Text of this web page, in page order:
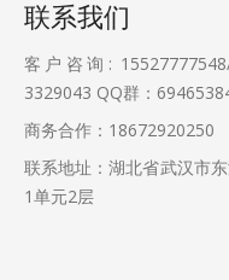
联系我们
客户咨询:
3329043 QQ群：
商务合作：18672920250
联系地址：湖北省武汉市
1单元2层